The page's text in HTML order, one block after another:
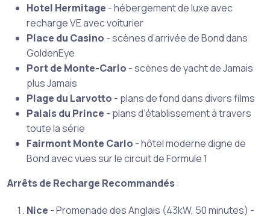
Hotel Hermitage - hébergement de luxe avec
recharge VE avec voiturier
Place du Casino - scènes d’arrivée de Bond dans
GoldenEye
Port de Monte-Carlo - scènes de yacht de Jamais
plus Jamais
Plage du Larvotto - plans de fond dans divers films
Palais du Prince - plans d’établissement à travers
toute la série
Fairmont Monte Carlo - hôtel moderne digne de
Bond avec vues sur le circuit de Formule 1
Arrêts de Recharge Recommandés:
Nice - Promenade des Anglais (43kW, 50 minutes) -